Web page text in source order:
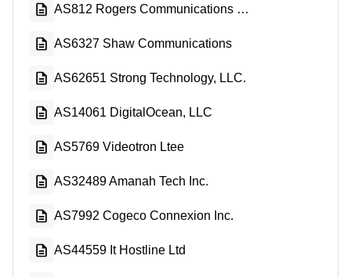
AS812 Rogers Communications Canada Inc.
AS6327 Shaw Communications
AS62651 Strong Technology, LLC.
AS14061 DigitalOcean, LLC
AS5769 Videotron Ltee
AS32489 Amanah Tech Inc.
AS7992 Cogeco Connexion Inc.
AS44559 It Hostline Ltd